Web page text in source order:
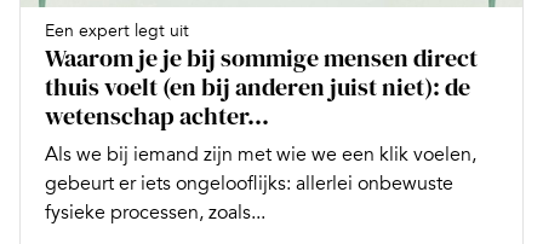
Een expert legt uit
Waarom je je bij sommige mensen direct
thuis voelt (en bij anderen juist niet): de
wetenschap achter...
Als we bij iemand zijn met wie we een klik voelen,
gebeurt er iets ongelooflijks: allerlei onbewuste
fysieke processen, zoals...